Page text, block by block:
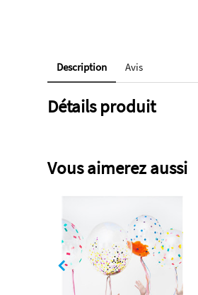
Description Avis
Détails produit
Vous aimerez aussi